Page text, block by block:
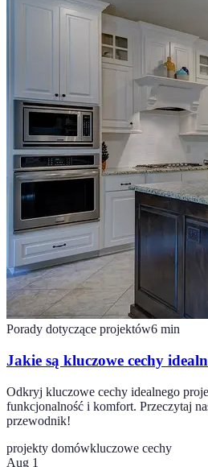
Porady dotyczące projektów6 min
Jakie są kluczowe cechy
Odkryj kluczowe cechy idealnego
funkcjonalność i komfort. Przeczytaj
przewodnik!
projekty domówkluczowe cechy
Aug 1